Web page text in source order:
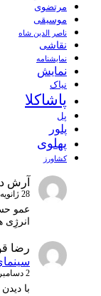
مرتضوی
موسیقی
ناصر الدین شاه
نقاشی
نمايشنامه
نمایش
نیاک
پاشاکلا
پل
پلور
پهلوی
کشاورز
آرش
28 ژانویه 2026
عمو
انرژِی
رضا
2 دسامبر 2025
با